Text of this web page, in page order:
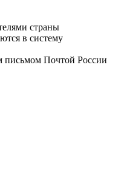
страны
в систему
письмом Почтой России